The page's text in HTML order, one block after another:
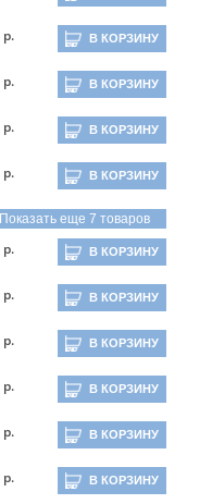
р. В КОРЗИНУ
р. В КОРЗИНУ
р. В КОРЗИНУ
р. В КОРЗИНУ
Показать еще 7 товаров
р. В КОРЗИНУ
р. В КОРЗИНУ
р. В КОРЗИНУ
р. В КОРЗИНУ
р. В КОРЗИНУ
р. В КОРЗИНУ